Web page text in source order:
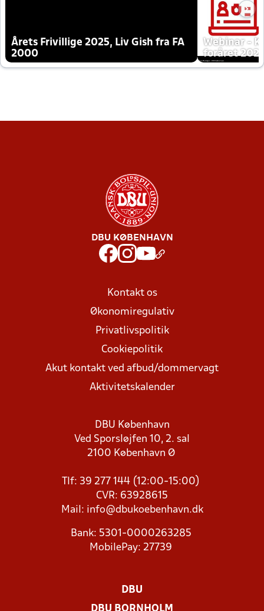
Årets Frivillige 2025, Liv Gish fra FA
2000
Webinar -
foråret
DBU KØBENHAVN
Kontakt os
Økonomiregulativ
Privatlivspolitik
Cookiepolitik
Akut kontakt ved afbud/dommervagt
Aktivitetskalender
DBU København
Ved Sporsløjfen 10, 2. sal
2100 København Ø
Tlf: 39 277 144 (12:00-15:00)
CVR: 63928615
Mail: info@dbukoebenhavn.dk
Bank: 5301-0000263285
MobilePay: 27739
DBU